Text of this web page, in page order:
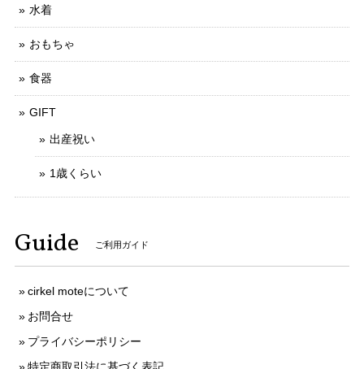
水着
おもちゃ
食器
GIFT
出産祝い
1歳くらい
Guide ご利用ガイド
cirkel moteについて
お問合せ
プライバシーポリシー
特定商取引法に基づく表記